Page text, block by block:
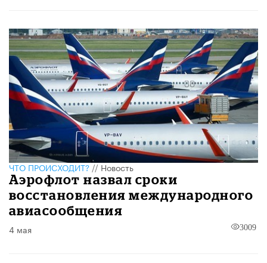
ЧТО ПРОИСХОДИТ?//Новость
Аэрофлот назвал сроки
восстановления международного
авиасообщения
4 мая 3009